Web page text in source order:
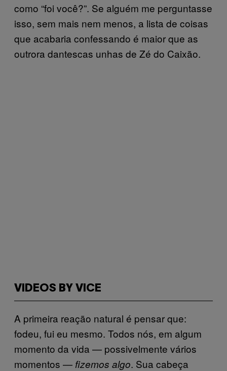
como “foi você?”. Se alguém me perguntasse
isso, sem mais nem menos, a lista de coisas
que acabaria confessando é maior que as
outrora dantescas unhas de Zé do Caixão.
VIDEOS BY VICE
A primeira reação natural é pensar que:
fodeu, fui eu mesmo. Todos nós, em algum
momento da vida — possivelmente vários
momentos — fizemos algo. Sua cabeça